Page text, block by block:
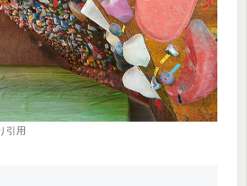
引用